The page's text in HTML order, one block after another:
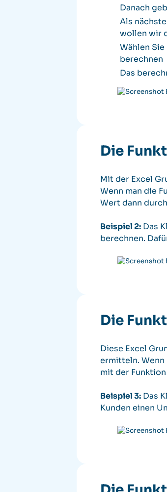
Danach
Als
wollen wir
Wählen
berechnen
Das
Die
Mit der Excel
Wenn man die
Wert dann
Beispiel 2: Das
berechnen.
Die
Diese Excel
ermitteln. Wenn
mit der
Beispiel 3: Das
Kunden einen